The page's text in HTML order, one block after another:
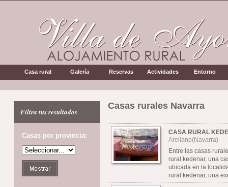
Casa rural Galería Reservas Actividades Entorno
.
Filtra tus resultados
Casas por provincia:
Casas rurales Navarra
CASA RURAL
Arellano(Navarra)
Entre las casas
rural kedenar, una
ubicada en la
rural kedenar, una